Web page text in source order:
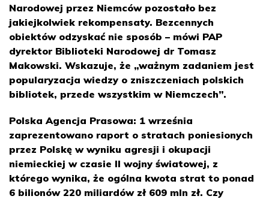
Narodowej przez Niemców pozostało bez
jakiejkolwiek rekompensaty. Bezcennych
obiektów odzyskać nie sposób – mówi PAP
dyrektor Biblioteki Narodowej dr Tomasz
Makowski. Wskazuje, że „ważnym zadaniem jest
popularyzacja wiedzy o zniszczeniach polskich
bibliotek, przede wszystkim w Niemczech”.
Polska Agencja Prasowa: 1 września
zaprezentowano raport o stratach poniesionych
przez Polskę w wyniku agresji i okupacji
niemieckiej w czasie II wojny światowej, z
którego wynika, że ogólna kwota strat to ponad
6 bilionów 220 miliardów zł 609 mln zł. Czy